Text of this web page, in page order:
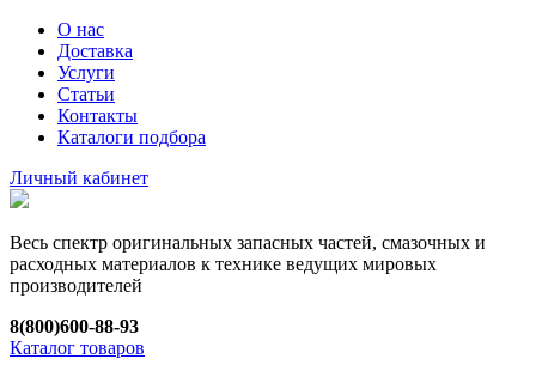
О нас
Доставка
Услуги
Статьи
Контакты
Каталоги подбора
Личный кабинет
Весь спектр оригинальных запасных частей, смазочных и
расходных материалов к технике ведущих мировых
производителей
8(800)600-88-93
Каталог товаров